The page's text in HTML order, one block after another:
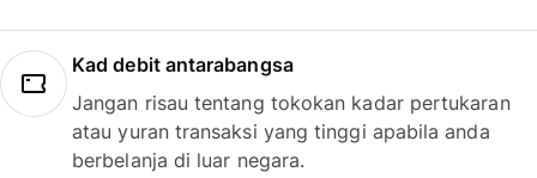
Kad debit antarabangsa
Jangan risau tentang tokokan kadar pertukaran
atau yuran transaksi yang tinggi apabila anda
berbelanja di luar negara.